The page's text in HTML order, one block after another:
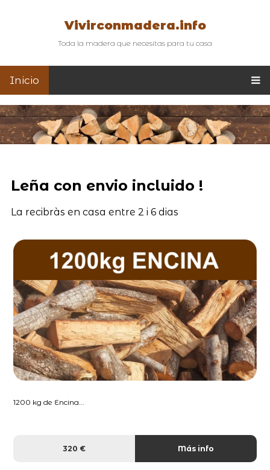
Vivirconmadera.info
Toda la madera que necesitas para tu casa
Inicio
Leña con envio incluido !
La recibràs en casa entre 2 i 6 dias
1200 kg de Encina...
320 € Más info